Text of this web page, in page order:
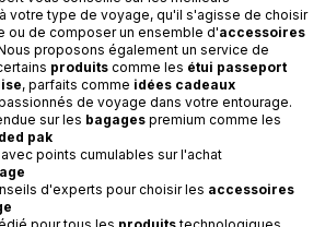
votre type de voyage, qu'il s'agisse de choisir
ou de composer un ensemble d'accessoires
proposons également un service de
produits comme les étui passeport
, parfaits comme idées cadeaux
de voyage dans votre entourage.
sur les bagages premium comme les
pak
points cumulables sur l'achat
d'experts pour choisir les accessoires